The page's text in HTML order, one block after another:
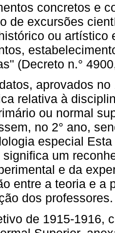
concretos e
de excursões
ou artístico
(Decreto n.°
aprovados
relativa à
ou normal
no 2° ano,
especial
significa um
e da
entre a teoria e a
dos professores.
de 1915-1916,